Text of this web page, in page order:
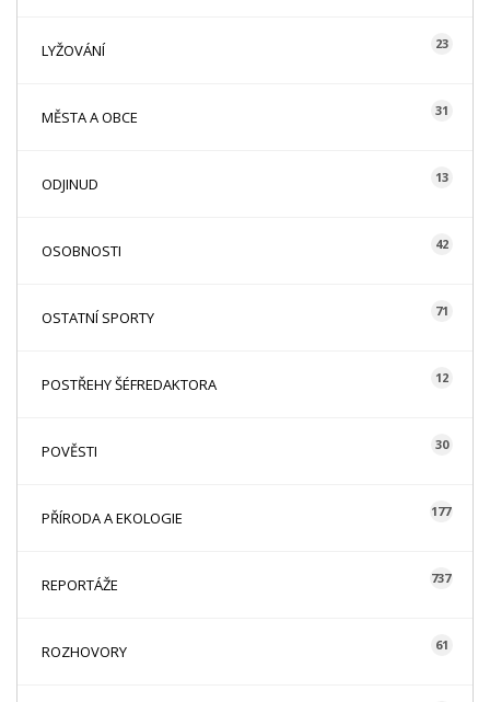
LYŽOVÁNÍ 23
MĚSTA A OBCE 31
ODJINUD 13
OSOBNOSTI 42
OSTATNÍ SPORTY 71
POSTŘEHY ŠÉFREDAKTORA 12
POVĚSTI 30
PŘÍRODA A EKOLOGIE 177
REPORTÁŽE 737
ROZHOVORY 61